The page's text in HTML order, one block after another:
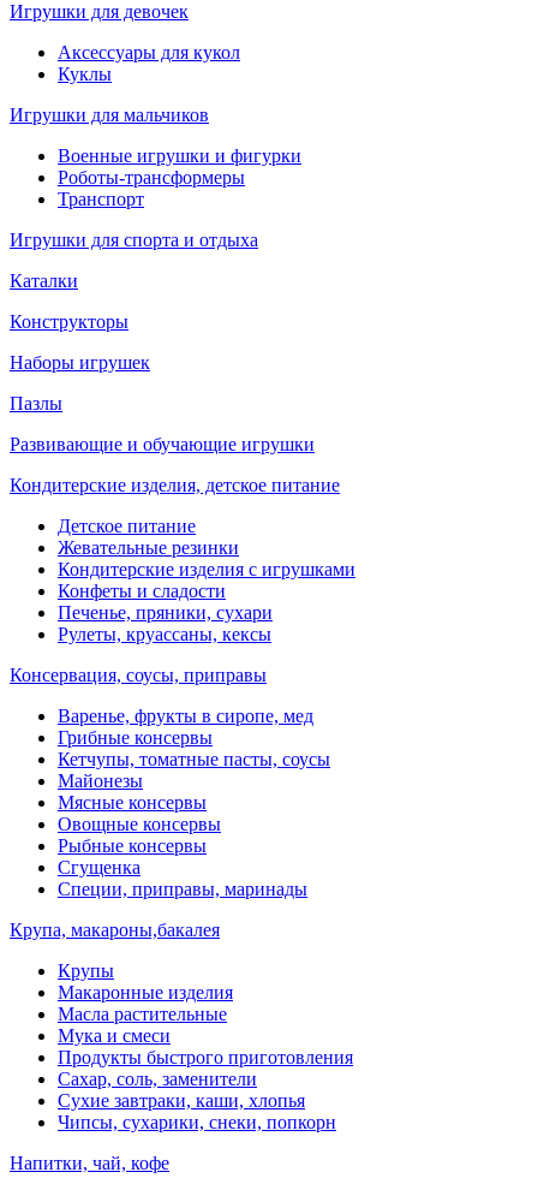
Игрушки для девочек
Аксессуары для кукол
Куклы
Игрушки для мальчиков
Военные игрушки и фигурки
Роботы-трансформеры
Транспорт
Игрушки для спорта и отдыха
Каталки
Конструкторы
Наборы игрушек
Пазлы
Развивающие и обучающие игрушки
Кондитерские изделия, детское питание
Детское питание
Жевательные резинки
Кондитерские изделия с игрушками
Конфеты и сладости
Печенье, пряники, сухари
Рулеты, круассаны, кексы
Консервация, соусы, приправы
Варенье, фрукты в сиропе, мед
Грибные консервы
Кетчупы, томатные пасты, соусы
Майонезы
Мясные консервы
Овощные консервы
Рыбные консервы
Сгущенка
Специи, приправы, маринады
Крупа, макароны,бакалея
Крупы
Макаронные изделия
Масла растительные
Мука и смеси
Продукты быстрого приготовления
Сахар, соль, заменители
Сухие завтраки, каши, хлопья
Чипсы, сухарики, снеки, попкорн
Напитки, чай, кофе